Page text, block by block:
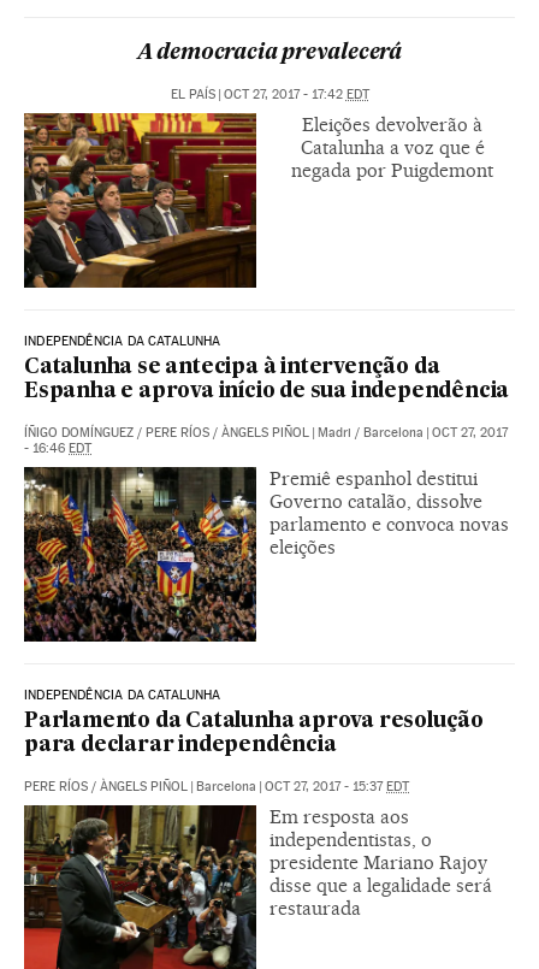
A democracia prevalecerá
EL PAÍS | OCT 27, 2017 - 17:42 EDT
Eleições devolverão à
Catalunha a voz que é
negada por Puigdemont
INDEPENDÊNCIA DA CATALUNHA
Catalunha se antecipa à intervenção da
Espanha e aprova início de sua independência
ÍÑIGO DOMÍNGUEZ / PERE RÍOS / ÀNGELS PIÑOL | Madri / Barcelona | OCT 27, 2017
- 16:46 EDT
Premiê espanhol destitui
Governo catalão, dissolve
parlamento e convoca novas
eleições
INDEPENDÊNCIA DA CATALUNHA
Parlamento da Catalunha aprova resolução
para declarar independência
PERE RÍOS / ÀNGELS PIÑOL | Barcelona | OCT 27, 2017 - 15:37EDT
Em resposta aos
independentistas, o
presidente Mariano Rajoy
disse que a legalidade será
restaurada